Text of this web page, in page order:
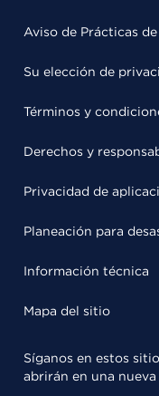
Aviso de Prácticas
Su elección de
Términos y
Derechos y
Privacidad de
Planeación para
Información técnica
Mapa del sitio
Síganos en estos
abrirán en una